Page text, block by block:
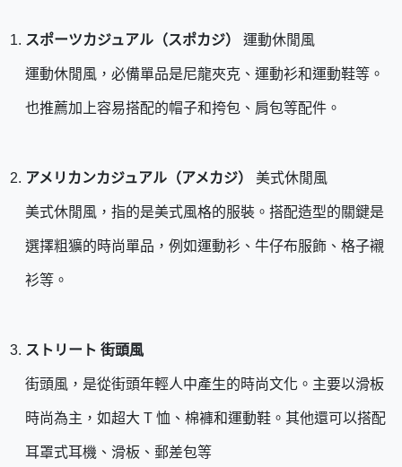
スポーツカジュアル（スポカジ） 運動休閒風
運動休閒風，必備單品是尼龍夾克、運動衫和運動鞋等。
也推薦加上容易搭配的帽子和挎包、肩包等配件。
アメリカンカジュアル（アメカジ） 美式休閒風
美式休閒風，指的是美式風格的服裝。搭配造型的關鍵是
選擇粗獷的時尚單品，例如運動衫、牛仔布服飾、格子襯
衫等。
ストリート 街頭風
街頭風，是從街頭年輕人中產生的時尚文化。主要以滑板
時尚為主，如超大 T 恤、棉褲和運動鞋。其他還可以搭配
耳罩式耳機、滑板、郵差包等